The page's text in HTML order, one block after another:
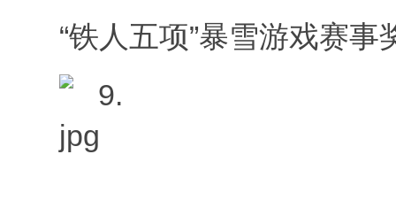
“铁人五项”暴雪游戏赛事